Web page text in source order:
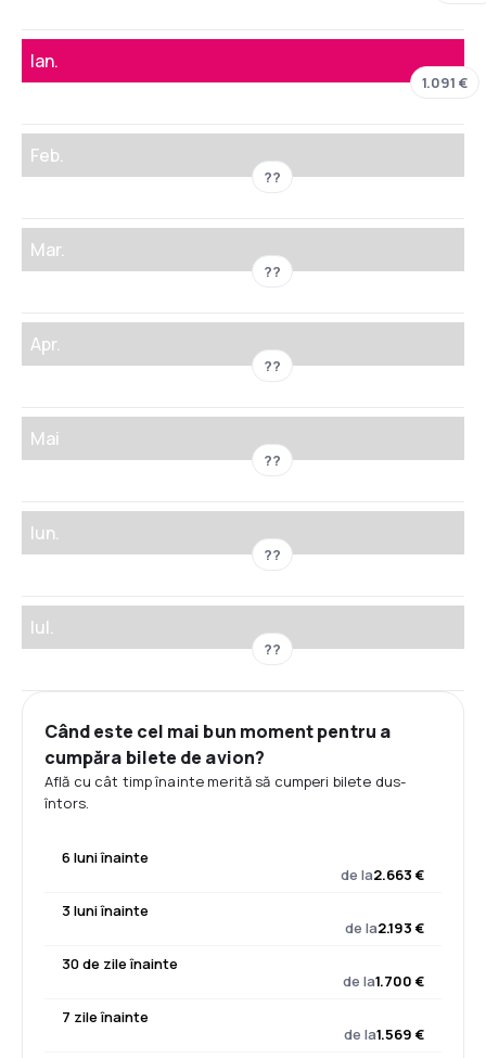
Ian.
1.091 €
Feb.
??
Mar.
??
Apr.
??
Mai
??
Iun.
??
Iul.
??
Când este cel mai bun moment pentru a
cumpăra bilete de avion?
Află cu cât timp înainte merită să cumperi bilete dus-
întors.
6 luni înainte
de la2.663 €
3 luni înainte
de la2.193 €
30 de zile înainte
de la1.700 €
7 zile înainte
de la1.569 €